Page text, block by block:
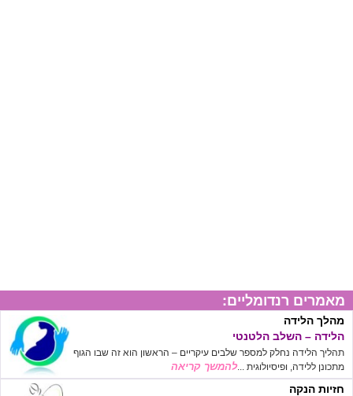
מאמרים רנדומליים:
מהלך הלידה
הלידה – השלב הלטנטי
תהליך הלידה נחלק למספר שלבים עיקריים – הראשון הוא זה שבו הגוף
מתכונן ללידה, ופיסיולוגית ...להמשך קריאה
חזיות הנקה